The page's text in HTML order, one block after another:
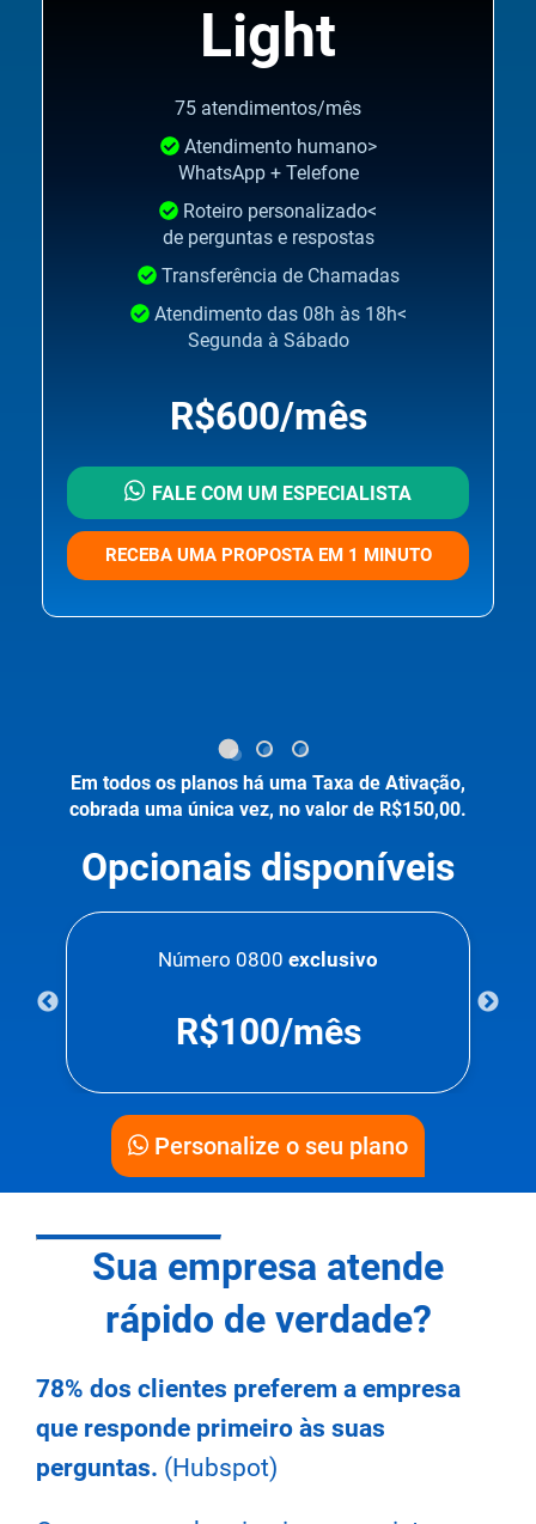
Light
75 atendimentos/mês
Atendimento humano>
WhatsApp + Telefone
Roteiro personalizado<
de perguntas e respostas
Transferência de Chamadas
Atendimento das 08h às 18h<
Segunda à Sábado
R$600/mês
FALE COM UM ESPECIALISTA
RECEBA UMA PROPOSTA EM 1 MINUTO
Em todos os planos há uma Taxa de Ativação,
cobrada uma única vez, no valor de R$150,00.
Opcionais disponíveis
Número 0800 exclusivo
R$100/mês
Personalize o seu plano
Sua empresa atende
rápido de verdade?
78% dos clientes preferem a empresa
que responde primeiro às suas
perguntas. (Hubspot)